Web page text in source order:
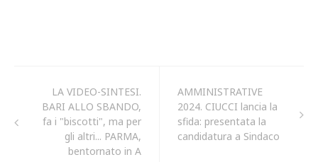
LA VIDEO-SINTESI.
BARI ALLO SBANDO,
fa i "biscotti", ma per
gli altri... PARMA,
bentornato in A
AMMINISTRATIVE
2024. CIUCCI lancia la
sfida: presentata la
candidatura a Sindaco